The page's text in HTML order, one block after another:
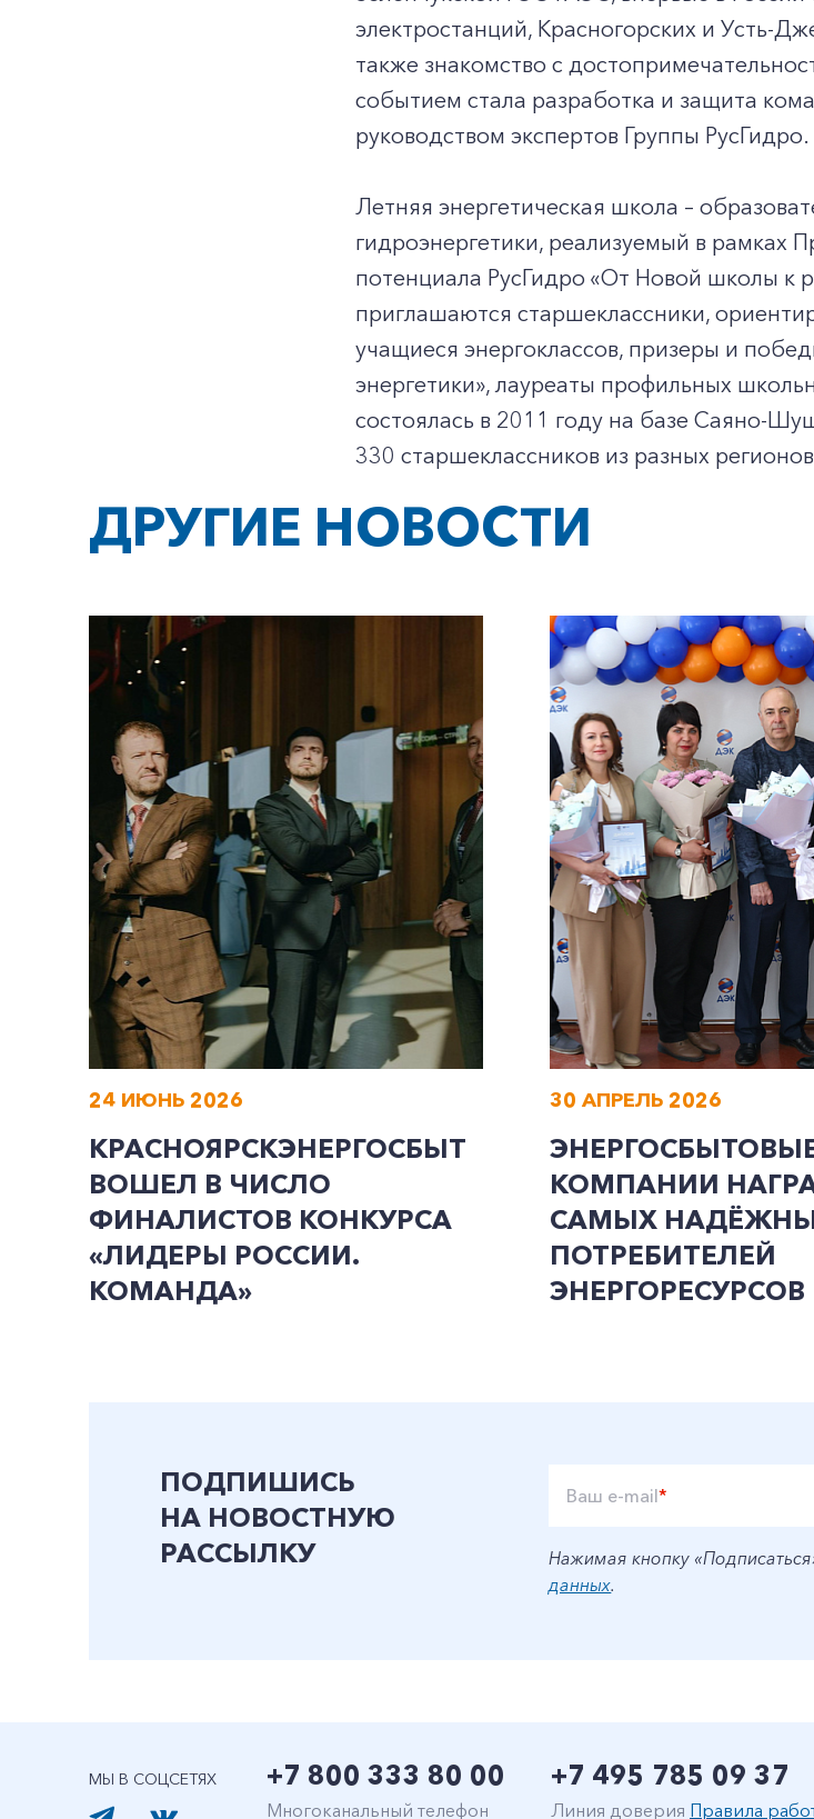
электростанций, Красногорских и Усть-
также знакомство с
событием стала разработка и защита
руководством экспертов Группы РусГидро.
Летняя энергетическая школа –
гидроэнергетики, реализуемый в рамках
потенциала РусГидро «От Новой школы
приглашаются старшеклассники,
учащиеся энергоклассов, призеры и
энергетики», лауреаты профильных
состоялась в 2011 году на базе Саяно-
330 старшеклассников из разных
ДРУГИЕ НОВОСТИ
24 ИЮНЬ 2026
КРАСНОЯРСКЭНЕРГОСБЫТ
ВОШЕЛ В ЧИСЛО
ФИНАЛИСТОВ КОНКУРСА
«ЛИДЕРЫ РОССИИ.
КОМАНДА»
30 АПРЕЛЬ 2026
КОМПАНИИ
САМЫХ
ПОТРЕБИТЕЛЕЙ
ЭНЕРГОРЕСУРСОВ
ПОДПИШИСЬ
НА НОВОСТНУЮ
РАССЫЛКУ
Ваш e-mail*
Нажимая кнопку
данных.
МЫ В СОЦСЕТЯХ +7 800 333 80 00
Многоканальный телефон
+7 495 785 09 37
Линия доверия Правила